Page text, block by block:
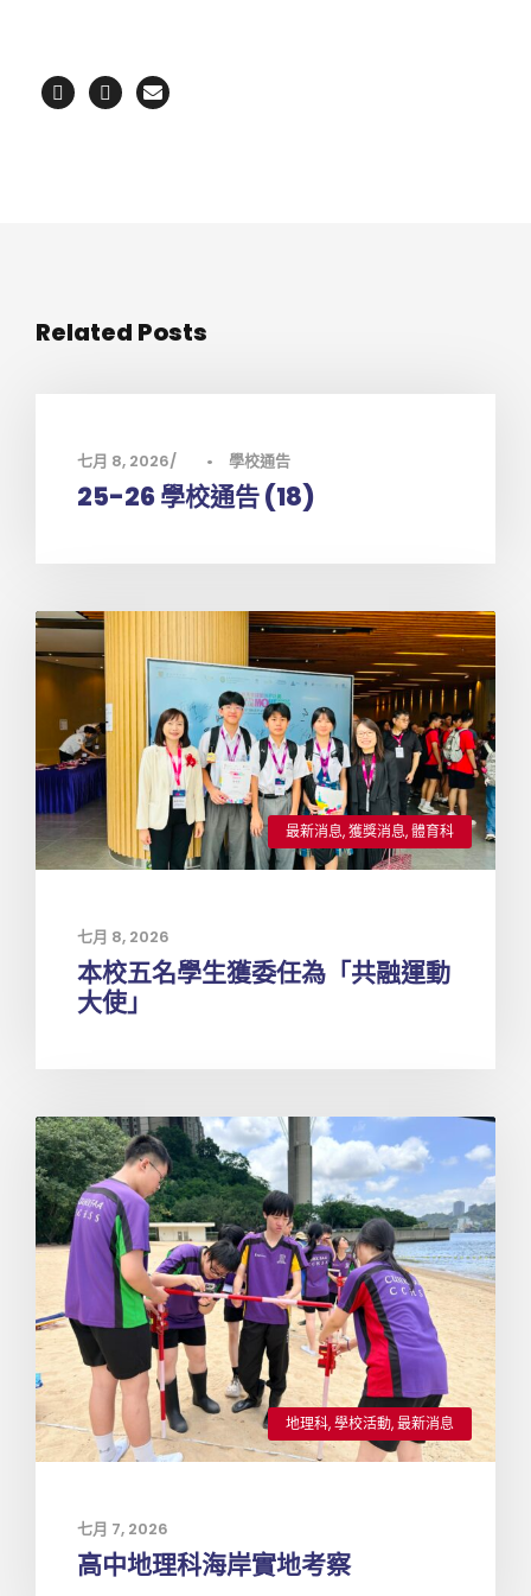
Related Posts
七月 8, 2026 • 學校通告
25-26 學校通告 (18)
最新消息,獲獎消息,體育科
七月 8, 2026
本校五名學生獲委任為「共融運動
大使」
地理科,學校活動,最新消息
七月 7, 2026
高中地理科海岸實地考察